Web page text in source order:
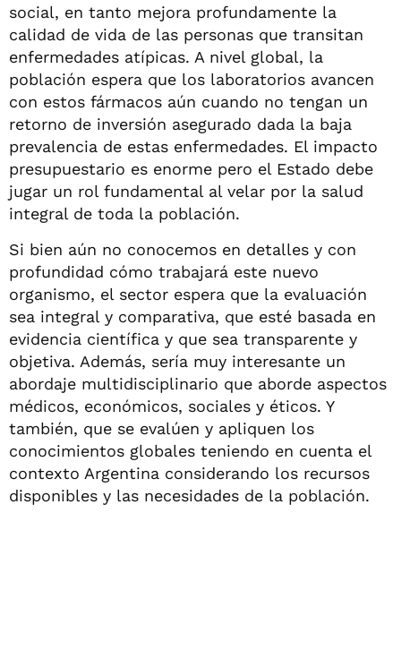
social, en tanto mejora profundamente la
calidad de vida de las personas que transitan
enfermedades atípicas. A nivel global, la
población espera que los laboratorios avancen
con estos fármacos aún cuando no tengan un
retorno de inversión asegurado dada la baja
prevalencia de estas enfermedades. El impacto
presupuestario es enorme pero el Estado debe
jugar un rol fundamental al velar por la salud
integral de toda la población.
Si bien aún no conocemos en detalles y con
profundidad cómo trabajará este nuevo
organismo, el sector espera que la evaluación
sea integral y comparativa, que esté basada en
evidencia científica y que sea transparente y
objetiva. Además, sería muy interesante un
abordaje multidisciplinario que aborde aspectos
médicos, económicos, sociales y éticos. Y
también, que se evalúen y apliquen los
conocimientos globales teniendo en cuenta el
contexto Argentina considerando los recursos
disponibles y las necesidades de la población.